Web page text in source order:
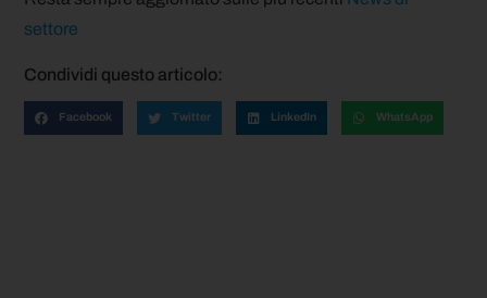
settore
Condividi questo articolo:
Facebook Twitter LinkedIn WhatsApp